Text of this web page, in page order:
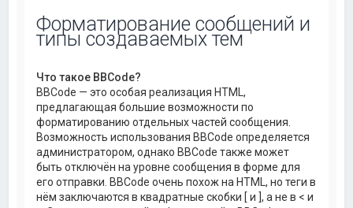
Форматирование сообщений и
типы создаваемых тем
Что такое BBCode?
BBCode — это особая реализация HTML,
предлагающая большие возможности по
форматированию отдельных частей сообщения.
Возможность использования BBCode определяется
администратором, однако BBCode также может
быть отключён на уровне сообщения в форме для
его отправки. BBCode очень похож на HTML, но теги в
нём заключаются в квадратные скобки [ и ], а не в < и